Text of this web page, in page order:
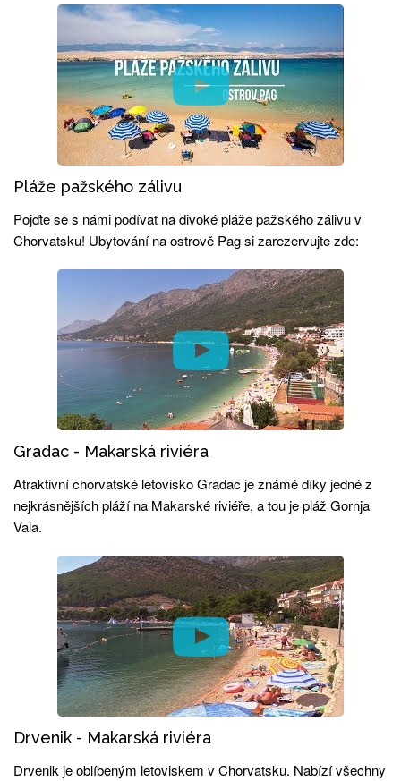
Pláže pažského zálivu
Pojďte se s námi podívat na divoké pláže pažského zálivu v
Chorvatsku! Ubytování na ostrově Pag si zarezervujte zde:
Gradac - Makarská riviéra
Atraktivní chorvatské letovisko Gradac je známé díky jedné z
nejkrásnějších pláží na Makarské riviéře, a tou je pláž Gornja
Vala.
Drvenik - Makarská riviéra
Drvenik je oblíbeným letoviskem v Chorvatsku. Nabízí všechny